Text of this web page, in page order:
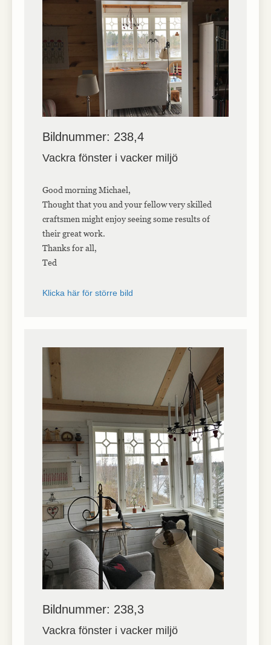
Bildnummer: 238,4
Vackra fönster i vacker miljö
Good morning Michael,
Thought that you and your fellow very skilled
craftsmen might enjoy seeing some results of
their great work.
Thanks for all,
Ted
Klicka här för större bild
Bildnummer: 238,3
Vackra fönster i vacker miljö